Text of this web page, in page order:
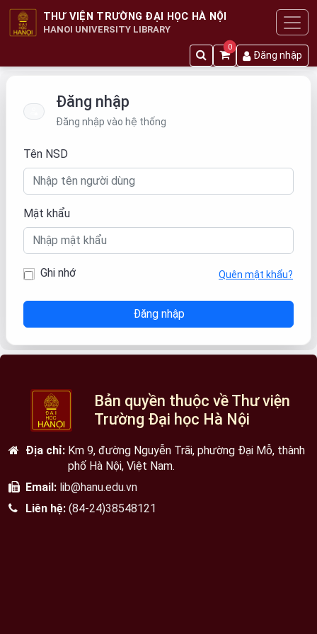
THƯ VIỆN TRƯỜNG ĐẠI HỌC HÀ NỘI
HANOI UNIVERSITY LIBRARY
0
Đăng nhập
Đăng nhập
Đăng nhập vào hệ thống
Tên NSD
Mật khẩu
Ghi nhớ Quên mật khẩu?
Bản quyền thuộc về Thư viện
Trường Đại học Hà Nội
Địa chỉ: Km 9, đường Nguyễn Trãi, phường Đại Mỗ, thành
phố Hà Nội, Việt Nam.
Email: lib@hanu.edu.vn
Liên hệ: (84-24)38548121